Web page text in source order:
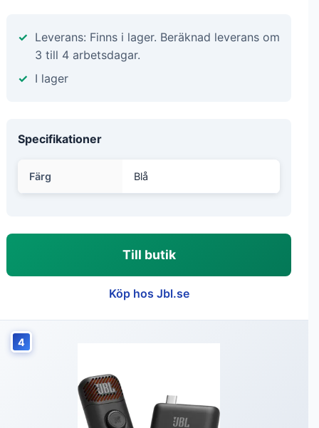
Leverans: Finns i lager. Beräknad leverans om
3 till 4 arbetsdagar.
I lager
Specifikationer
Färg Blå
Till butik
Köp hos Jbl.se
4